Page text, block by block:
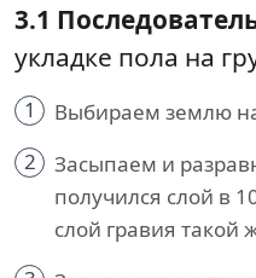
3.1
укладке пола на
1
Выбираем землю
2
Засыпаем и
получился слой в
слой гравия